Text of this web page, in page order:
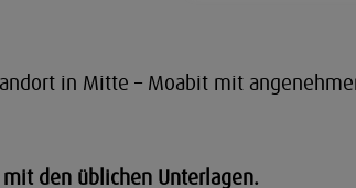
in Mitte – Moabit mit
mit den üblichen Unterlagen.